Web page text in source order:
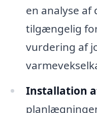
en analyse af
tilgængelig
vurdering af
Installation